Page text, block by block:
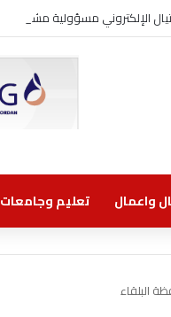
الإلكتروني مسؤولية مشتركة
واعمال تعليم وجامعات
البلقاء